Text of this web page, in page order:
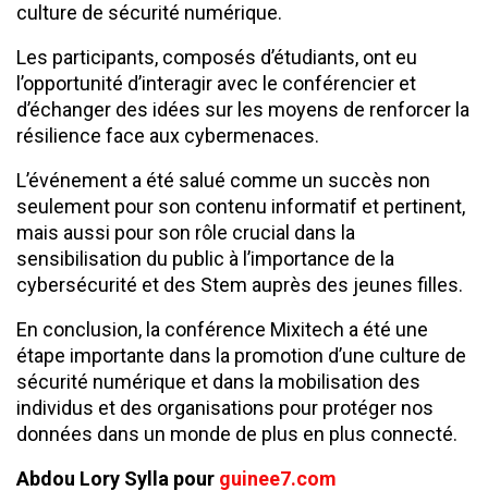
culture de sécurité numérique.
Les participants, composés d’étudiants, ont eu
l’opportunité d’interagir avec le conférencier et
d’échanger des idées sur les moyens de renforcer la
résilience face aux cybermenaces.
L’événement a été salué comme un succès non
seulement pour son contenu informatif et pertinent,
mais aussi pour son rôle crucial dans la
sensibilisation du public à l’importance de la
cybersécurité et des Stem auprès des jeunes filles.
En conclusion, la conférence Mixitech a été une
étape importante dans la promotion d’une culture de
sécurité numérique et dans la mobilisation des
individus et des organisations pour protéger nos
données dans un monde de plus en plus connecté.
Abdou Lory Sylla pour guinee7.com